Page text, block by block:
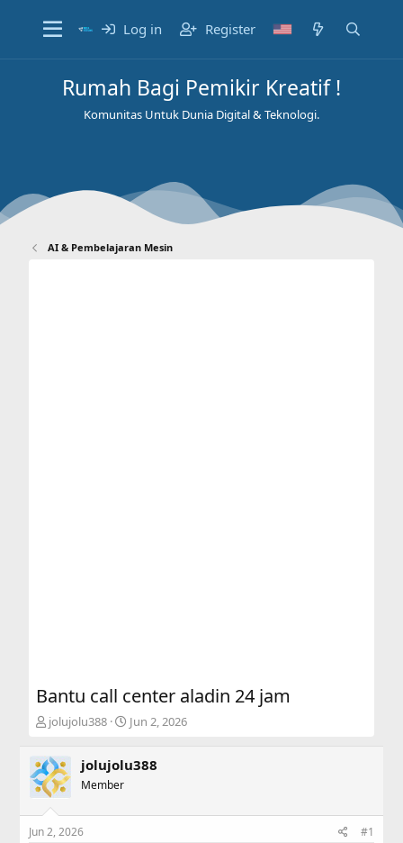
Log in Register
Rumah Bagi Pemikir Kreatif !
Komunitas Untuk Dunia Digital & Teknologi.
AI & Pembelajaran Mesin
Bantu call center aladin 24 jam
T
r
e
a
d
t
jolujolu388
S
r
a
Jun 2, 2026
jolujolu388
Member
Jun 2, 2026 #1